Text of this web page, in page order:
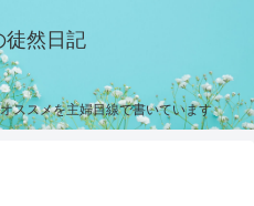
徒然日記
ススメを主婦目線で書いています